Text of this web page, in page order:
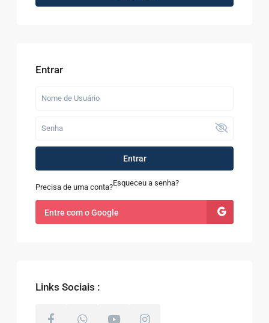
Entrar
Entrar
Precisa de uma conta?Esqueceu a senha?
Entre com o Google
Links Sociais :